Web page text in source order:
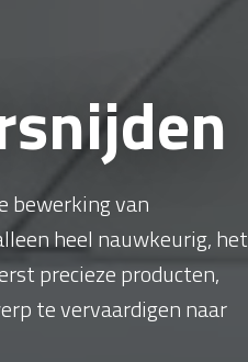
bewerking van
heel nauwkeurig, het
precieze producten,
te vervaardigen naar